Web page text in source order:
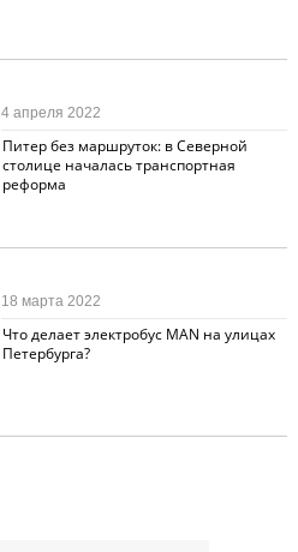
Питер без маршруток: в Северной
столице началась транспортная
реформа
4 апреля 2022
Что делает электробус MAN на улицах
Петербурга?
18 марта 2022